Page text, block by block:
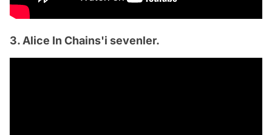
3. Alice In Chains'i sevenler.